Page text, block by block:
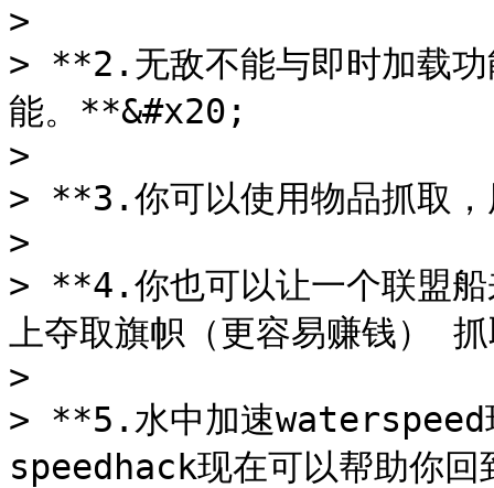
>
> **2.无敌不能与即时加载功
能。**&#x20;
>
> **3.你可以使用物品抓取
>
> **4.你也可以让一个联盟船
上夺取旗帜（更容易赚钱
>
> **5.水中加速waterspeed
speedhack现在可以帮助你